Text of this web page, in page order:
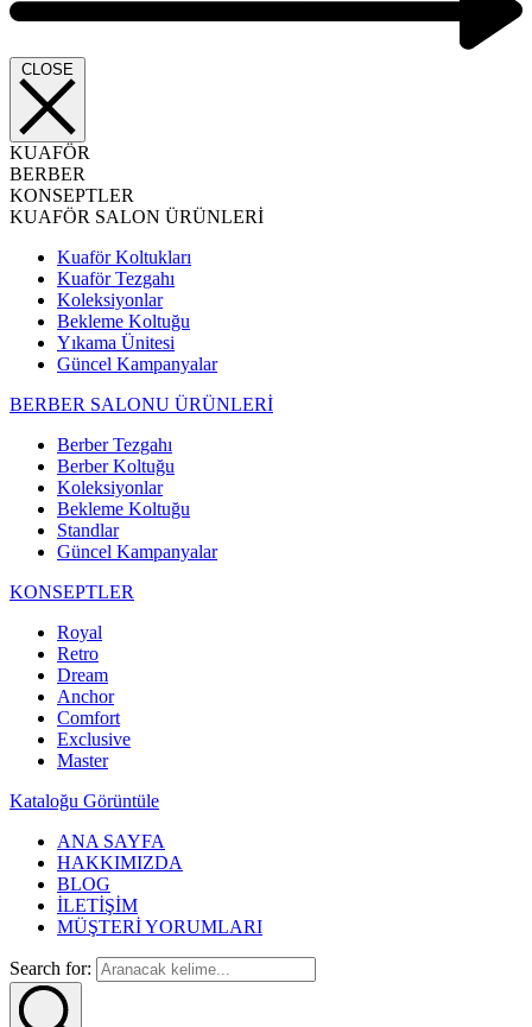
CLOSE
KUAFÖR
BERBER
KONSEPTLER
KUAFÖR SALON ÜRÜNLERİ
Kuaför Koltukları
Kuaför Tezgahı
Koleksiyonlar
Bekleme Koltuğu
Yıkama Ünitesi
Güncel Kampanyalar
BERBER SALONU ÜRÜNLERİ
Berber Tezgahı
Berber Koltuğu
Koleksiyonlar
Bekleme Koltuğu
Standlar
Güncel Kampanyalar
KONSEPTLER
Royal
Retro
Dream
Anchor
Comfort
Exclusive
Master
Kataloğu Görüntüle
ANA SAYFA
HAKKIMIZDA
BLOG
İLETİŞİM
MÜŞTERİ YORUMLARI
Search for: